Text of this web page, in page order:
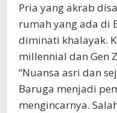
Pria yang akrab
rumah yang ada di
diminati khalayak.
millennial dan Gen
“Nuansa asri dan
Baruga menjadi
mengincarnya.